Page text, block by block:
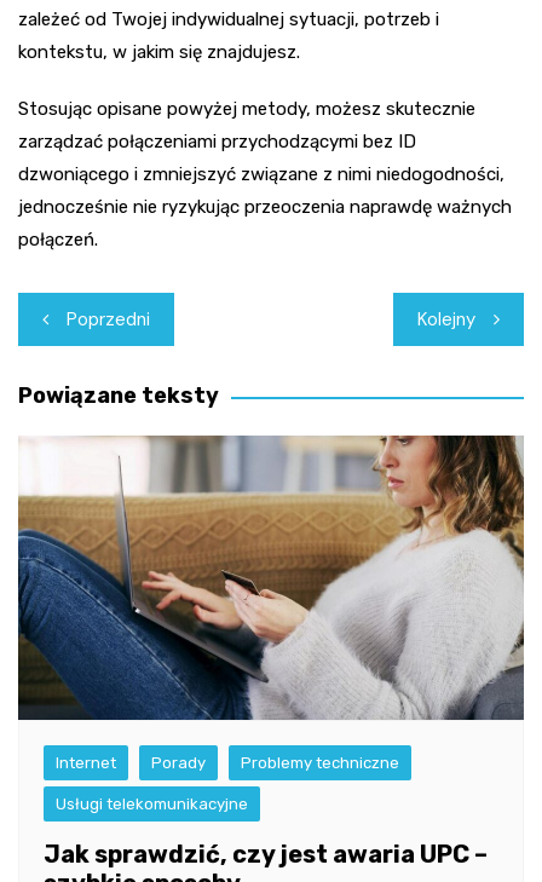
zależeć od Twojej indywidualnej sytuacji, potrzeb i
kontekstu, w jakim się znajdujesz.
Stosując opisane powyżej metody, możesz skutecznie
zarządzać połączeniami przychodzącymi bez ID
dzwoniącego i zmniejszyć związane z nimi niedogodności,
jednocześnie nie ryzykując przeoczenia naprawdę ważnych
połączeń.
Nawigacja
wpisu
Poprzedni Kolejny
Powiązane teksty
Internet Porady Problemy techniczne
Usługi telekomunikacyjne
Jak sprawdzić, czy jest awaria UPC –